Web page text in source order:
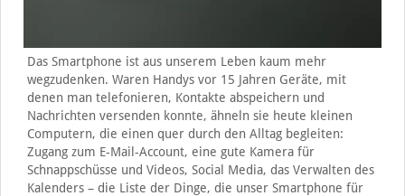
Das Smartphone ist aus unserem Leben kaum mehr
wegzudenken. Waren Handys vor 15 Jahren Geräte, mit
denen man telefonieren, Kontakte abspeichern und
Nachrichten versenden konnte, ähneln sie heute kleinen
Computern, die einen quer durch den Alltag begleiten:
Zugang zum E-Mail-Account, eine gute Kamera für
Schnappschüsse und Videos, Social Media, das Verwalten des
Kalenders – die Liste der Dinge, die unser Smartphone für